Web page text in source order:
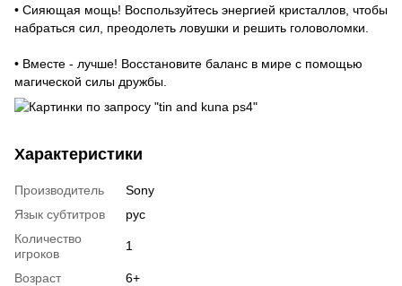
• Сияющая мощь! Воспользуйтесь энергией кристаллов, чтобы
набраться сил, преодолеть ловушки и решить головоломки.
• Вместе - лучше! Восстановите баланс в мире с помощью
магической силы дружбы.
Характеристики
Производитель
Sony
Язык субтитров
рус
Количество
игроков
1
Возраст 6+